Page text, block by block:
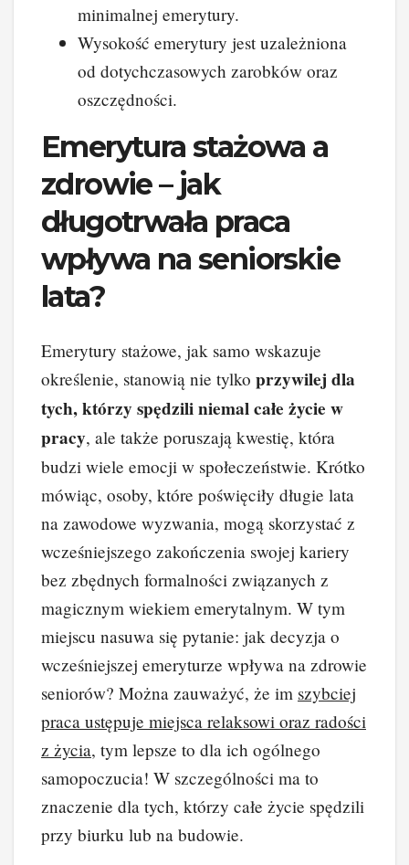
minimalnej emerytury.
Wysokość emerytury jest uzależniona
od dotychczasowych zarobków oraz
oszczędności.
Emerytura stażowa a
zdrowie – jak
długotrwała praca
wpływa na seniorskie
lata?
Emerytury stażowe, jak samo wskazuje
określenie, stanowią nie tylko przywilej dla
tych, którzy spędzili niemal całe życie w
pracy, ale także poruszają kwestię, która
budzi wiele emocji w społeczeństwie. Krótko
mówiąc, osoby, które poświęciły długie lata
na zawodowe wyzwania, mogą skorzystać z
wcześniejszego zakończenia swojej kariery
bez zbędnych formalności związanych z
magicznym wiekiem emerytalnym. W tym
miejscu nasuwa się pytanie: jak decyzja o
wcześniejszej emeryturze wpływa na zdrowie
seniorów? Można zauważyć, że im szybciej
praca ustępuje miejsca relaksowi oraz radości
z życia, tym lepsze to dla ich ogólnego
samopoczucia! W szczególności ma to
znaczenie dla tych, którzy całe życie spędzili
przy biurku lub na budowie.